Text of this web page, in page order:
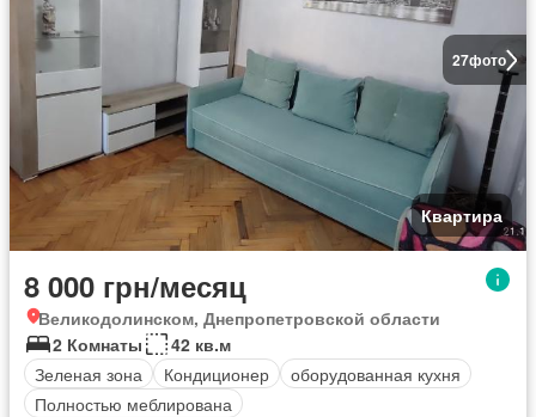
27фото
Квартира
8 000 грн/месяц
Великодолинском, Днепропетровской области
2 Комнаты
42 кв.м
Зеленая зона
Кондиционер
оборудованная кухня
Полностью меблирована